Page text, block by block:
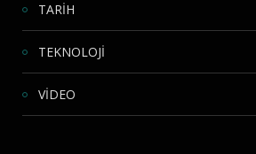
TARİH
TEKNOLOJİ
VİDEO